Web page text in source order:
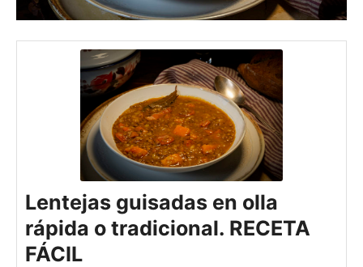
Lentejas guisadas en olla
rápida o tradicional. RECETA
FÁCIL